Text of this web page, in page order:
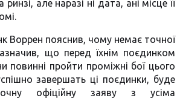
ринзі, але наразі ні дата, ані місце її
Воррен пояснив, чому немає точної
що перед їхнім поєдинком
повинні пройти проміжні бої цього
завершать ці поєдинки, буде
офіційну заяву з усіма